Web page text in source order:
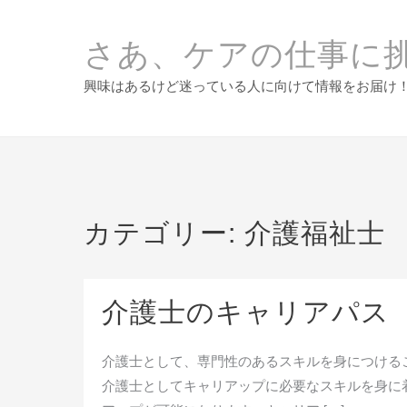
さあ、ケアの仕事に
興味はあるけど迷っている人に向けて情報をお届け！
カテゴリー: 介護福祉士
介護士のキャリアパス
介護士として、専門性のあるスキルを身につけ
介護士としてキャリアップに必要なスキルを身